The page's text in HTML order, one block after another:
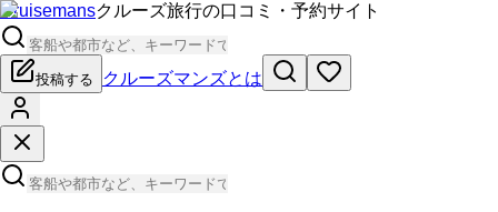
Cruisemansクルーズ旅行の口コミ・予約サイト
投稿する クルーズマンズとは